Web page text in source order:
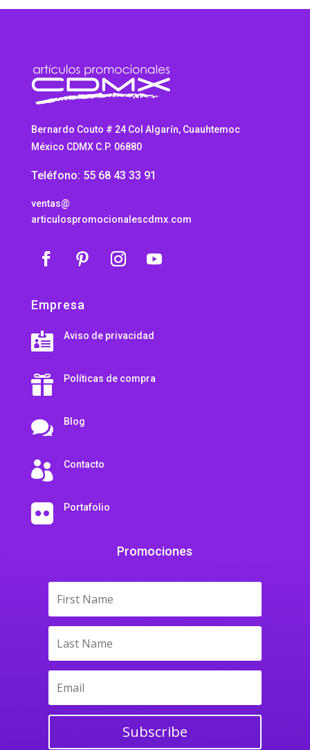
Bernardo Couto # 24 Col Algarín, Cuauhtemoc
México CDMX C.P. 06880
Teléfono: 55 68 43 33 91
ventas@
articulospromocionalescdmx.com
Empresa
 Aviso de privacidad
 Políticas de compra
 Blog
 Contacto
 Portafolio
Promociones
Subscribe